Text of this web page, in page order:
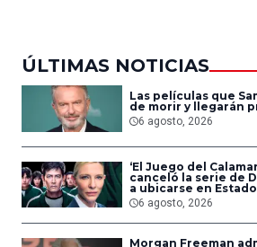
ÚLTIMAS NOTICIAS
Las películas que
de morir y llegarán
6 agosto, 2026
‘El Juego del
canceló la serie de
a ubicarse en
6 agosto, 2026
Morgan Freeman